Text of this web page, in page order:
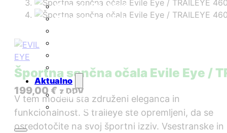
Korekcijski okvirji
Smučarske maske
Aktualno
Novice
Pogosta vprašanja
Športna sončna očala Evile Eye /
199,00 € z DDV
V tem modelu sta združeni eleganca in
funkcionalnost. S traileye ste opremljeni, da se
osredotočite na svoj športni izziv. Vsestranske in